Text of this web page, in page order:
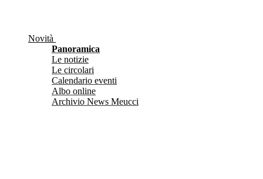
Novità
Panoramica
Le notizie
Le circolari
Calendario eventi
Albo online
Archivio News Meucci